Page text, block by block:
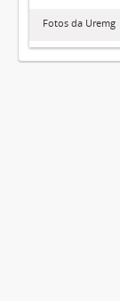
Fotos da Uremg